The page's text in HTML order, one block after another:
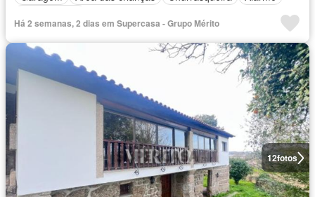
Há 2 semanas, 2 dias em Supercasa - Grupo Mérito
12fotos